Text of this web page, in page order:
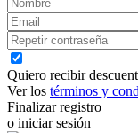
Quiero recibir
Ver los términos y
Finalizar registro
o iniciar sesión